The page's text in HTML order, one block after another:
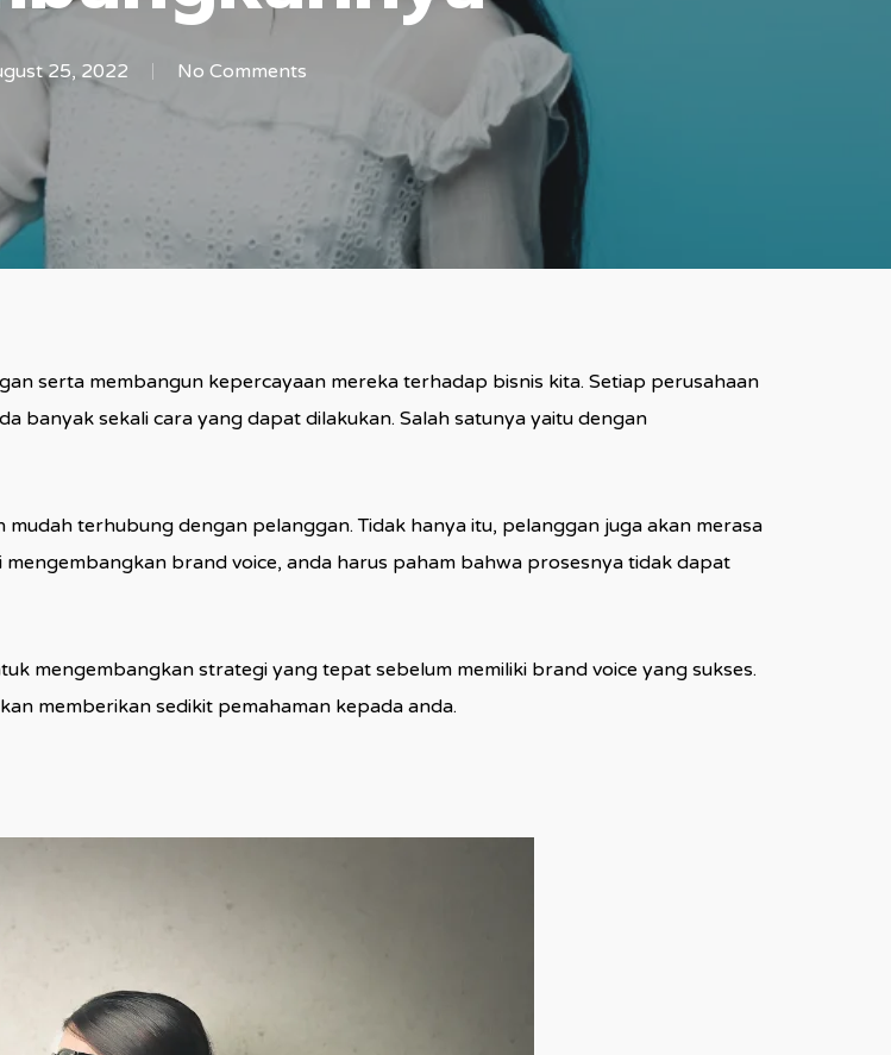
25, 2022 No Comments
serta membangun kepercayaan mereka terhadap bisnis kita. Setiap perusahaan
banyak sekali cara yang dapat dilakukan. Salah satunya yaitu dengan
terhubung dengan pelanggan. Tidak hanya itu, pelanggan juga akan merasa
brand voice, anda harus paham bahwa prosesnya tidak dapat
mengembangkan strategi yang tepat sebelum memiliki brand voice yang sukses.
memberikan sedikit pemahaman kepada anda.